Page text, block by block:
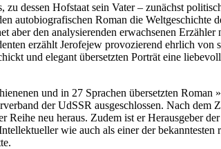
dessen Hofstaat sein Vater – zunächst
autobiografischen Roman die
den analysierenden erwachsenen
erzählt Jerofejew provozierend ehrlich von
und elegant übersetzten Porträt eine
und in 27 Sprachen übersetzten
der UdSSR ausgeschlossen. Nach dem
neu heraus. Zudem ist er Herausgeber
wie auch als einer der bekanntesten